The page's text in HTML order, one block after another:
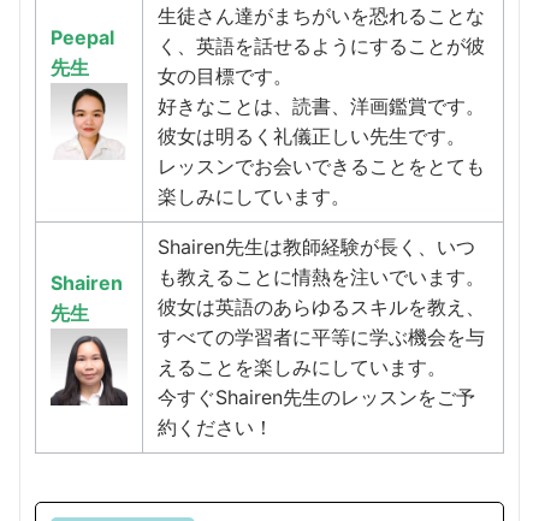
Peepal
先生
生徒さん達がまちがいを恐れることな
く、英語を話せるようにすることが彼
女の目標です。
好きなことは、読書、洋画鑑賞です。
彼女は明るく礼儀正しい先生です。
レッスンでお会いできることをとても
楽しみにしています。
Shairen
先生
Shairen先生は教師経験が長く、いつ
も教えることに情熱を注いでいます。
彼女は英語のあらゆるスキルを教え、
すべての学習者に平等に学ぶ機会を与
えることを楽しみにしています。
今すぐShairen先生のレッスンをご予
約ください！